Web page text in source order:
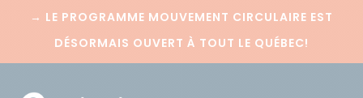
→ LE PROGRAMME MOUVEMENT CIRCULAIRE EST
DÉSORMAIS OUVERT À TOUT LE QUÉBEC!